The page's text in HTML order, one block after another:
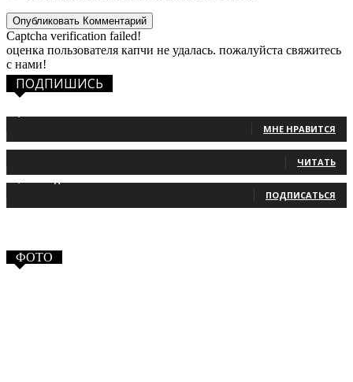
Captcha verification failed!
оценка пользователя капчи не удалась. пожалуйста свяжитесь
с нами!
ПОДПИШИСЬ
МНЕ НРАВИТСЯ
ЧИТАТЬ
ПОДПИСАТЬСЯ
ФОТО